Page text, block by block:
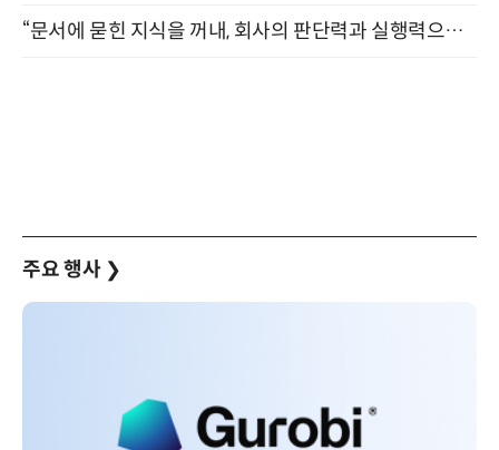
“문서에 묻힌 지식을 꺼내, 회사의 판단력과 실행력으로 바꾸다” (8/20)
주요 행사 ❯